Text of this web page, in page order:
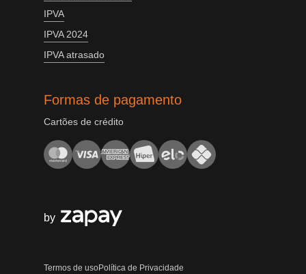
IPVA
IPVA 2024
IPVA atrasado
Formas de pagamento
Cartões de crédito
by
Termos de usoPolítica de Privacidade